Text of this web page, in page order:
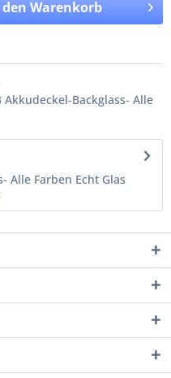
Warenkorb
Akkudeckel-Backglass- Alle
Alle Farben Echt Glas